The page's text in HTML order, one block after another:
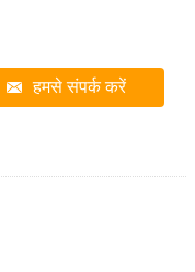
हमसे संपर्क करें